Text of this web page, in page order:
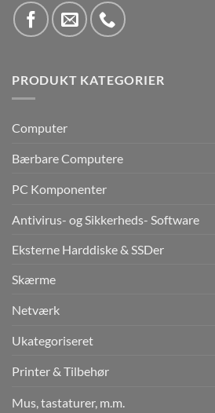
PRODUKT KATEGORIER
Computer
Bærbare Computere
PC Komponenter
Antivirus- og Sikkerheds- Software
Eksterne Harddiske & SSDer
Skærme
Netværk
Ukategoriseret
Printer & Tilbehør
Mus, tastaturer, m.m.